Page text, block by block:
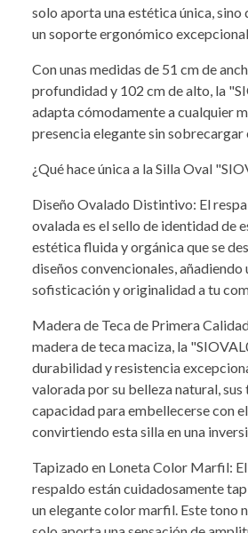
solo aporta una estética única,
un soporte ergonómico excepcional.
Con unas medidas de 51 cm de
profundidad y 102 cm de alto, la
adapta cómodamente a cualquier
presencia elegante sin sobrecargar
¿Qué hace única a la Silla Oval
Diseño Ovalado Distintivo: El
ovalada es el sello de identidad de
estética fluida y orgánica que se
diseños convencionales, añadiendo
sofisticación y originalidad a tu
Madera de Teca de Primera
madera de teca maciza, la
durabilidad y resistencia
valorada por su belleza natural, sus
capacidad para embellecerse con
convirtiendo esta silla en una
Tapizado en Loneta Color Marfil:
respaldo están cuidadosamente
un elegante color marfil. Este tono